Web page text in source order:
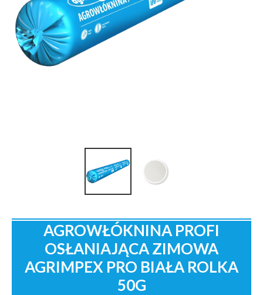
AGROWŁÓKNINA PROFI
OSŁANIAJĄCA ZIMOWA
AGRIMPEX PRO BIAŁA ROLKA
50G